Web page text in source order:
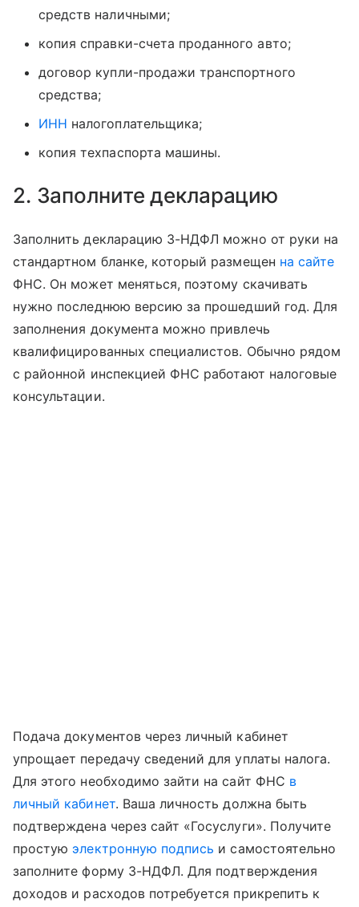
средств наличными;
копия справки-счета проданного авто;
договор купли-продажи транспортного
средства;
ИНН налогоплательщика;
копия техпаспорта машины.
2. Заполните декларацию
Заполнить декларацию 3-НДФЛ можно от руки на
стандартном бланке, который размещен на сайте
ФНС. Он может меняться, поэтому скачивать
нужно последнюю версию за прошедший год. Для
заполнения документа можно привлечь
квалифицированных специалистов. Обычно рядом
с районной инспекцией ФНС работают налоговые
консультации.
Подача документов через личный кабинет
упрощает передачу сведений для уплаты налога.
Для этого необходимо зайти на сайт ФНС в
личный кабинет. Ваша личность должна быть
подтверждена через сайт «Госуслуги». Получите
простую электронную подпись и самостоятельно
заполните форму 3-НДФЛ. Для подтверждения
доходов и расходов потребуется прикрепить к